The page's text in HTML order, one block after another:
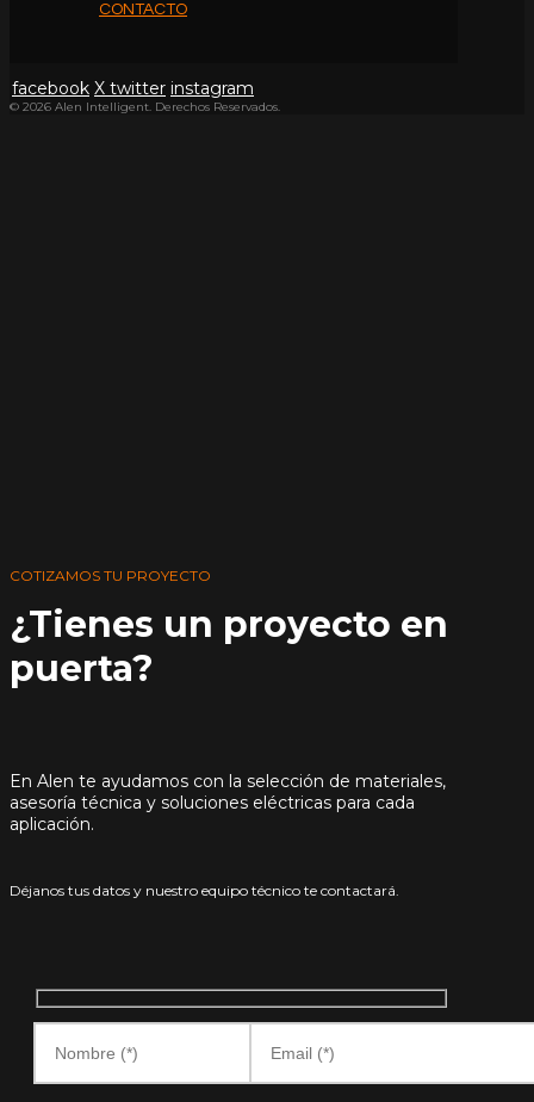
CONTACTO
facebook X twitter instagram
© 2026 Alen Intelligent. Derechos Reservados.
COTIZAMOS TU PROYECTO
¿Tienes un proyecto en
puerta?
En Alen te ayudamos con la selección de materiales,
asesoría técnica y soluciones eléctricas para cada
aplicación.
Déjanos tus datos y nuestro equipo técnico te contactará.